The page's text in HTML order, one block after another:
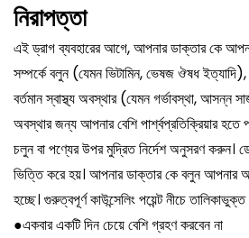
নিরাপত্তা
এই ড্রাগ ব্যবহারের আগে, আপনার ডাক্তার কে
সম্পর্কে বলুন (যেমন ভিটামিন, ভেষজ ঔষধ ইত্যাদি),
বর্তমান স্বাস্থ্য অবস্থার (যেমন গর্ভাবস্থা, আসন্ন
অবস্থার জন্য আপনার বেশি পার্শ্বপ্রতিক্রিয়ার হতে
চলুন বা পণ্যের উপর মুদ্রিত নির্দেশ অনুসরণ
ভিত্তি করে হয়। আপনার ডাক্তার কে বলুন আপনার
হচ্ছে। গুরুত্বপূর্ণ কাউন্সেলিং পয়েন্ট নীচে
●একবার একটি দিন চেয়ে বেশি গ্রহণ করবেন না